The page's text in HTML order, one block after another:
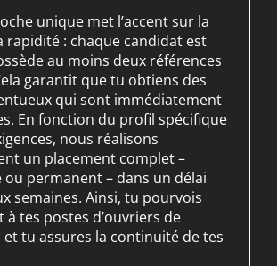
unique met l’accent sur la
rapidité : chaque candidat est
au moins deux références
garantit que tu obtiens des
qui sont immédiatement
En fonction du profil spécifique
nous réalisons
un placement complet –
permanent – dans un délai
semaines. Ainsi, tu pourvois
à tes postes d’ouvriers de
tu assures la continuité de tes